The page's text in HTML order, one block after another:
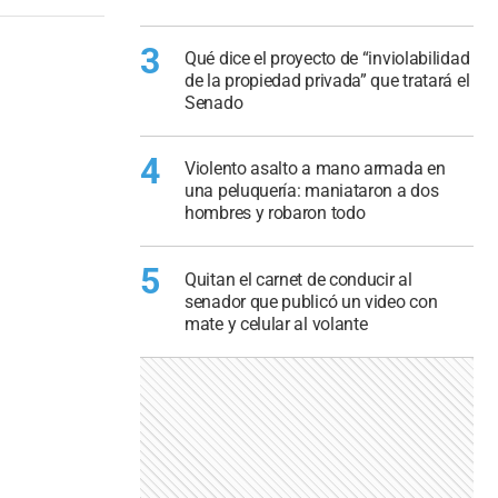
3
Qué dice el proyecto de “inviolabilidad
de la propiedad privada” que tratará el
Senado
4
Violento asalto a mano armada en
una peluquería: maniataron a dos
hombres y robaron todo
5
Quitan el carnet de conducir al
senador que publicó un video con
mate y celular al volante